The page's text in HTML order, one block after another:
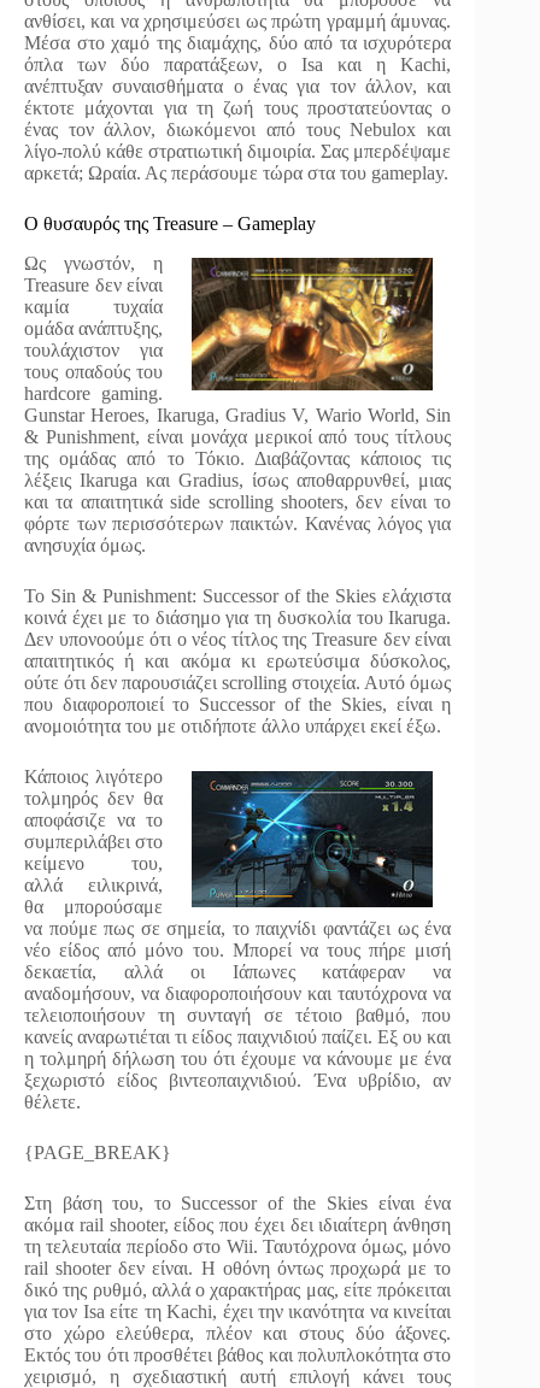
ανθίσει, και να χρησιμεύσει ως πρώτη γραμμή άμυνας.
Μέσα στο χαμό της διαμάχης, δύο από τα ισχυρότερα
όπλα των δύο παρατάξεων, ο Isa και η Kachi,
ανέπτυξαν συναισθήματα ο ένας για τον άλλον, και
έκτοτε μάχονται για τη ζωή τους προστατεύοντας ο
ένας τον άλλον, διωκόμενοι από τους Nebulox και
λίγο-πολύ κάθε στρατιωτική διμοιρία. Σας μπερδέψαμε
αρκετά; Ωραία. Ας περάσουμε τώρα στα του gameplay.
Ο θυσαυρός της Treasure – Gameplay
Ως γνωστόν, η
Treasure δεν είναι
καμία τυχαία
ομάδα ανάπτυξης,
τουλάχιστον για
τους οπαδούς του
hardcore gaming.
Gunstar Heroes, Ikaruga, Gradius V, Wario World, Sin
& Punishment, είναι μονάχα μερικοί από τους τίτλους
της ομάδας από το Τόκιο. Διαβάζοντας κάποιος τις
λέξεις Ikaruga και Gradius, ίσως αποθαρρυνθεί, μιας
και τα απαιτητικά side scrolling shooters, δεν είναι το
φόρτε των περισσότερων παικτών. Κανένας λόγος για
ανησυχία όμως.
Το Sin & Punishment: Successor of the Skies ελάχιστα
κοινά έχει με το διάσημο για τη δυσκολία του Ikaruga.
Δεν υπονοούμε ότι ο νέος τίτλος της Treasure δεν είναι
απαιτητικός ή και ακόμα κι ερωτεύσιμα δύσκολος,
ούτε ότι δεν παρουσιάζει scrolling στοιχεία. Αυτό όμως
που διαφοροποιεί το Successor of the Skies, είναι η
ανομοιότητα του με οτιδήποτε άλλο υπάρχει εκεί έξω.
Κάποιος λιγότερο
τολμηρός δεν θα
αποφάσιζε να το
συμπεριλάβει στο
κείμενο του,
αλλά ειλικρινά,
θα μπορούσαμε
να πούμε πως σε σημεία, το παιχνίδι φαντάζει ως ένα
νέο είδος από μόνο του. Μπορεί να τους πήρε μισή
δεκαετία, αλλά οι Ιάπωνες κατάφεραν να
αναδομήσουν, να διαφοροποιήσουν και ταυτόχρονα να
τελειοποιήσουν τη συνταγή σε τέτοιο βαθμό, που
κανείς αναρωτιέται τι είδος παιχνιδιού παίζει. Εξ ου και
η τολμηρή δήλωση του ότι έχουμε να κάνουμε με ένα
ξεχωριστό είδος βιντεοπαιχνιδιού. Ένα υβρίδιο, αν
θέλετε.
{PAGE_BREAK}
Στη βάση του, το Successor of the Skies είναι ένα
ακόμα rail shooter, είδος που έχει δει ιδιαίτερη άνθηση
τη τελευταία περίοδο στο Wii. Ταυτόχρονα όμως, μόνο
rail shooter δεν είναι. Η οθόνη όντως προχωρά με το
δικό της ρυθμό, αλλά ο χαρακτήρας μας, είτε πρόκειται
για τον Isa είτε τη Kachi, έχει την ικανότητα να κινείται
στο χώρο ελεύθερα, πλέον και στους δύο άξονες.
Εκτός του ότι προσθέτει βάθος και πολυπλοκότητα στο
χειρισμό, η σχεδιαστική αυτή επιλογή κάνει τους